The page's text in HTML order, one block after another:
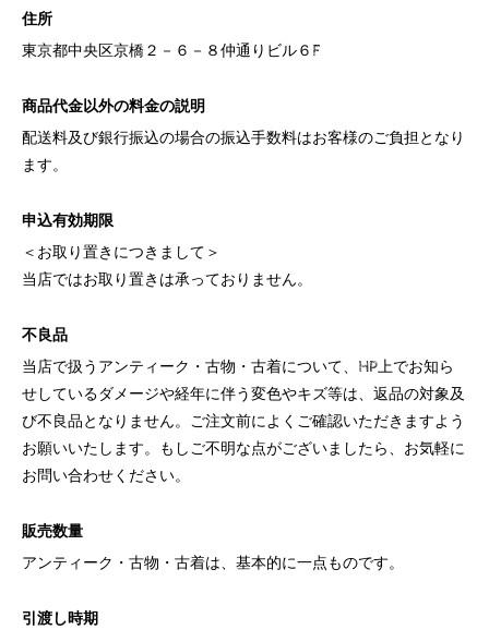
住所
東京都中央区京橋２－６－８仲通りビル６F
商品代金以外の料金の説明
配送料及び銀行振込の場合の振込手数料はお客様のご負担となり
ます。
申込有効期限
＜お取り置きにつきまして＞
当店ではお取り置きは承っておりません。
不良品
当店で扱うアンティーク・古物・古着について、HP上でお知ら
せしているダメージや経年に伴う変色やキズ等は、返品の対象及
び不良品となりません。ご注文前によくご確認いただきますよう
お願いいたします。もしご不明な点がございましたら、お気軽に
お問い合わせください。
販売数量
アンティーク・古物・古着は、基本的に一点ものです。
引渡し時期